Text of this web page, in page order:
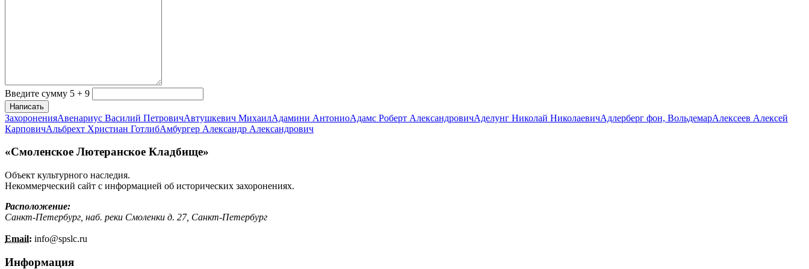
Введите сумму 5 + 9
Написать
ЗахороненияАвенариус Василий ПетровичАвтушкевич МихаилАдамини АнтониоАдамс Роберт АлександровичАделунг Николай НиколаевичАдлерберг фон, ВольдемарАлексеев Алексей
КарповичАльбрехт Христиан ГотлибАмбургер Александр Александрович
«Смоленское Лютеранское Кладбище»
Объект культурного наследия.
Некоммерческий сайт с информацией об исторических захоронениях.
Расположение:
Санкт-Петербург, наб. реки Смоленки д. 27, Санкт-Петербург
Email: info@spslc.ru
Информация